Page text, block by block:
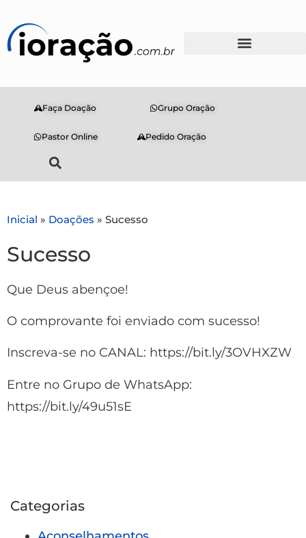
Faça Doação Grupo Oração
Pastor Online Pedido Oração
Inicial » Doações » Sucesso
Sucesso
Que Deus abençoe!
O comprovante foi enviado com sucesso!
Inscreva-se no CANAL: https://bit.ly/3OVHXZW
Entre no Grupo de WhatsApp:
https://bit.ly/49u51sE
Categorias